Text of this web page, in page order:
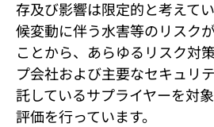
存及び影響は限定的と考えて
候変動に伴う水害等のリスク
ことから、あらゆるリスク対
プ会社および主要なセキュリ
託しているサプライヤーを対
評価を行っています。